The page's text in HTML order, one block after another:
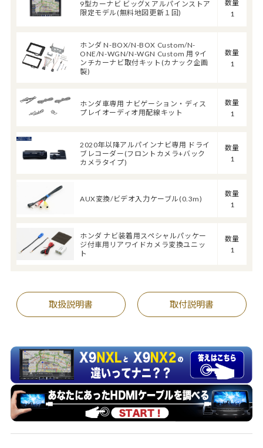
9型カーナビ ビッグX アルパインストア
限定モデル(無料地図更新１回)
数量
1
ホンダ N-BOX/N-BOX Custom/N-
ONE/N-WGN/N-WGN Custom 用 9イ
ンチカーナビ取付キット(カナック企画
製)
数量
1
ホンダ車専用 ナビゲーション・ディス
プレイオーディオ用配線キット
数量
1
2020年以降アルパインナビ専用 ドライ
ブレコーダー(フロントカメラ+バック
カメラタイプ)
数量
1
AUX変換/ビデオ入力ケーブル(0.3m)
数量
1
ホンダ ナビ装着用スペシャルパッケー
ジ付車用リアワイドカメラ変換ユニッ
ト
数量
1
取扱説明書 取付説明書